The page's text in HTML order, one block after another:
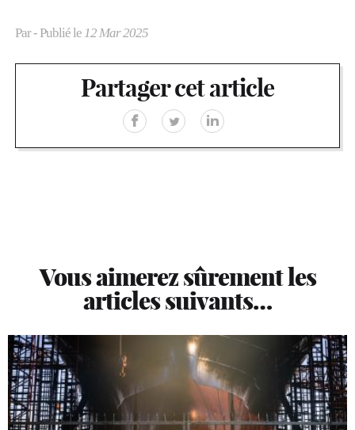
Par- Publié le 12 Mar 2025
Partager cet article
Vous aimerez sûrement les
articles suivants…